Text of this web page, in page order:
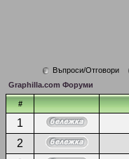
Въпроси/Отговори
Graphilla.com Форуми
#
1
2